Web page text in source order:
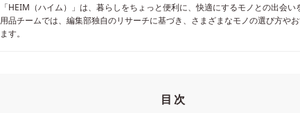
「HEIM（ハイム）」は、暮らしをちょっと便利に、快適にするモノとの出会
用品チームでは、編集部独自のリサーチに基づき、さまざまなモノの選び方や
ます。
目次